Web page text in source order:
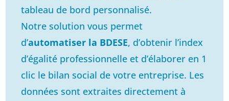
tableau de bord personnalisé.
Notre solution vous permet
d’automatiser la BDESE, d’obtenir l’index
d’égalité professionnelle et d’élaborer en 1
clic le bilan social de votre entreprise. Les
données sont extraites directement à